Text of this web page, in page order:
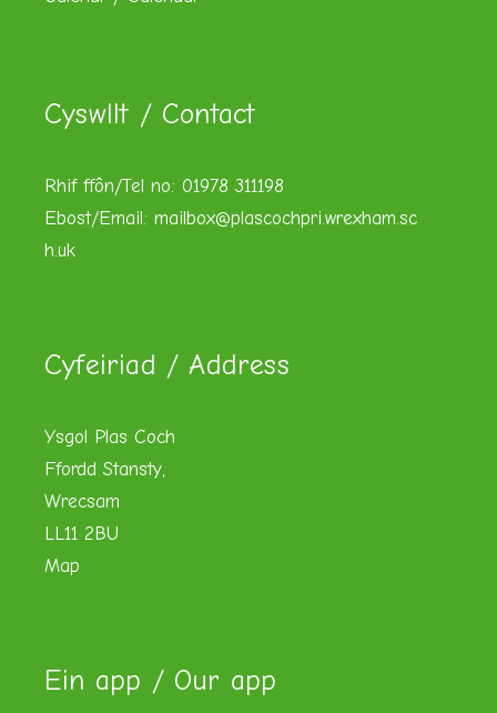
Cyswllt / Contact
Rhif ffôn/Tel no: 01978 311198
Ebost/Email: mailbox@plascochpri.wrexham.sc
h.uk
Cyfeiriad / Address
Ysgol Plas Coch
Ffordd Stansty,
Wrecsam
LL11 2BU
Map
Ein app / Our app